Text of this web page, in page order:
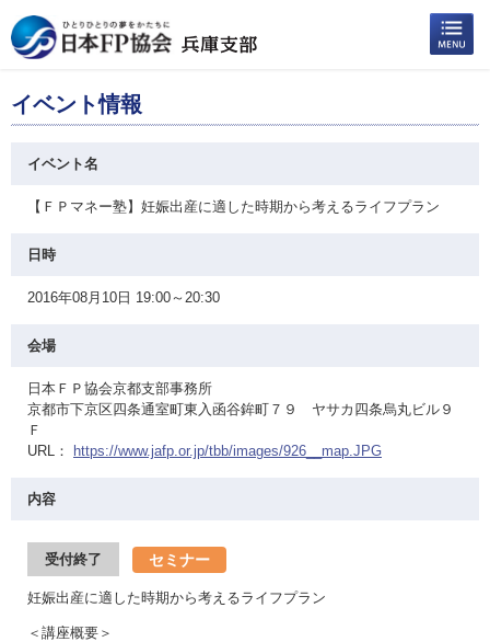
イベント情報
イベント名
【ＦＰマネー塾】妊娠出産に適した時期から考えるライフプラン
日時
2016年08月10日 19:00～20:30
会場
日本ＦＰ協会京都支部事務所
京都市下京区四条通室町東入函谷鉾町７９ ヤサカ四条烏丸ビル９
Ｆ
URL：
https://www.jafp.or.jp/tbb/images/926__map.JPG
内容
受付終了 セミナー
妊娠出産に適した時期から考えるライフプラン
＜講座概要＞